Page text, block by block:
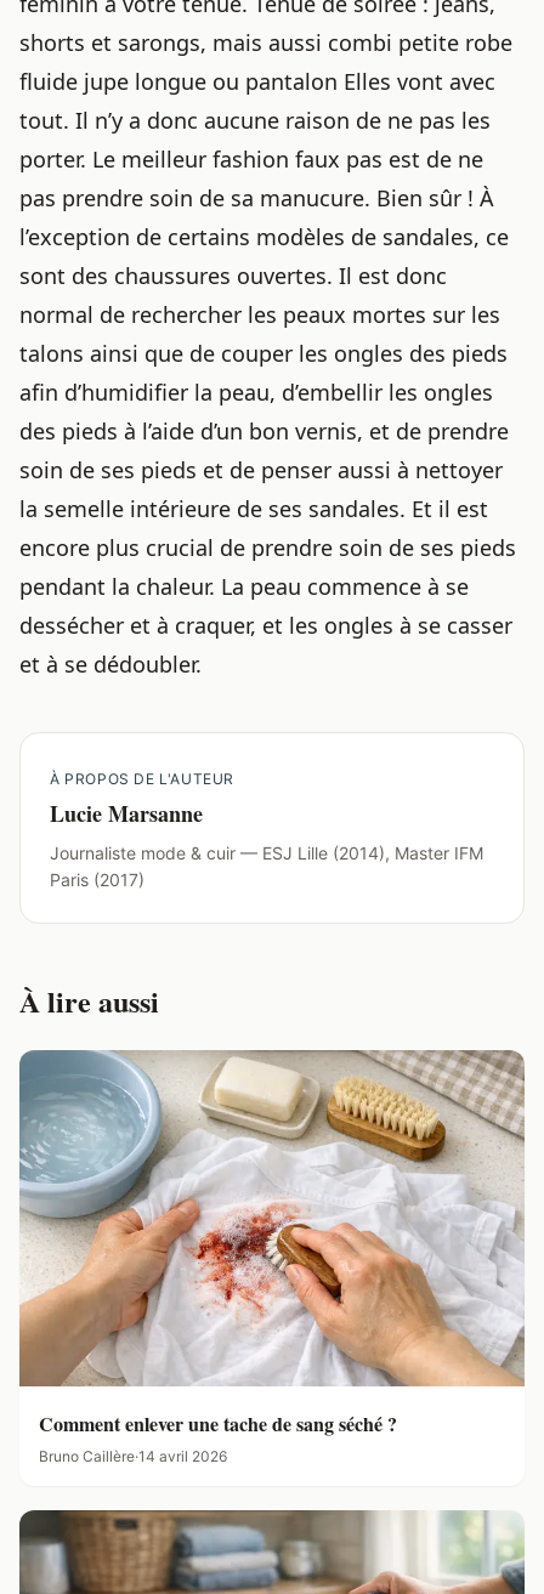
shorts et sarongs, mais aussi combi petite robe
fluide jupe longue ou pantalon Elles vont avec
tout. Il n’y a donc aucune raison de ne pas les
porter. Le meilleur fashion faux pas est de ne
pas prendre soin de sa manucure. Bien sûr ! À
l’exception de certains modèles de sandales, ce
sont des chaussures ouvertes. Il est donc
normal de rechercher les peaux mortes sur les
talons ainsi que de couper les ongles des pieds
afin d’humidifier la peau, d’embellir les ongles
des pieds à l’aide d’un bon vernis, et de prendre
soin de ses pieds et de penser aussi à nettoyer
la semelle intérieure de ses sandales. Et il est
encore plus crucial de prendre soin de ses pieds
pendant la chaleur. La peau commence à se
dessécher et à craquer, et les ongles à se casser
et à se dédoubler.
À PROPOS DE L'AUTEUR
Lucie Marsanne
Journaliste mode & cuir — ESJ Lille (2014), Master IFM
Paris (2017)
À lire aussi
Comment enlever une tache de sang séché ?
Bruno Caillère·14 avril 2026